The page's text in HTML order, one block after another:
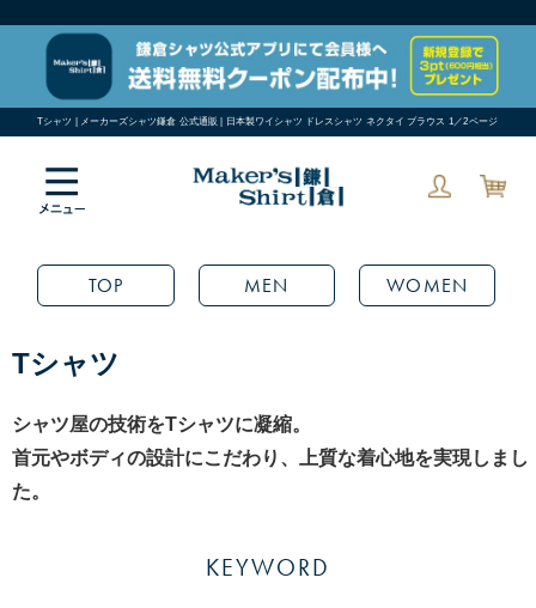
Tシャツ | メーカーズシャツ鎌倉 公式通販 | 日本製ワイシャツ ドレスシャツ ネクタイ ブラウス 1／2ページ
TOP MEN WOMEN
Tシャツ
シャツ屋の技術をTシャツに凝縮。
首元やボディの設計にこだわり、上質な着心地を実現しまし
た。
KEYWORD